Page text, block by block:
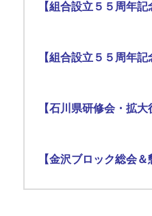
【組合設立５５周年
【組合設立５５周年
【石川県研修会・拡
【金沢ブロック総会